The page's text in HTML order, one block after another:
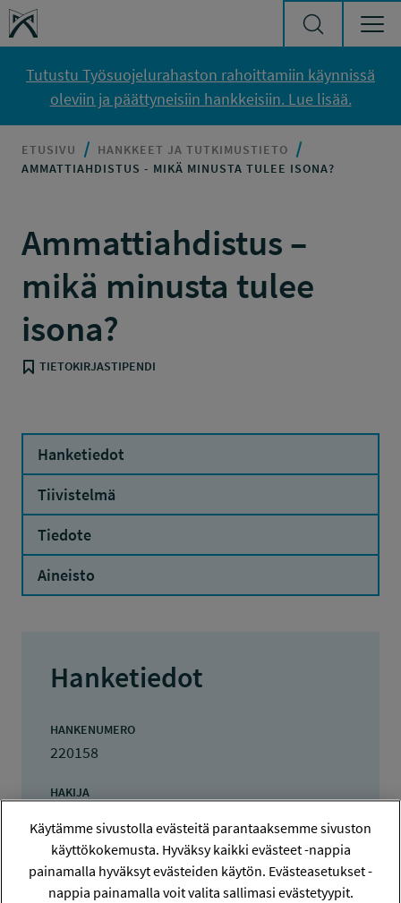
Siirry sisältöön
Työsuojelurahasto
Tutustu Työsuojelurahaston rahoittamiin käynnissä
oleviin ja päättyneisiin hankkeisiin. Lue lisää.
ETUSIVU
HANKKEET JA TUTKIMUSTIETO
AMMATTIAHDISTUS - MIKÄ MINUSTA TULEE ISONA?
Ammattiahdistus –
mikä minusta tulee
isona?
TIETOKIRJASTIPENDI
Hanketiedot
Tiivistelmä
Tiedote
Aineisto
Hanketiedot
HANKENUMERO
220158
HAKIJA
TOTEUTTAJA
Suvi Tuomikoski
Käytämme sivustolla evästeitä parantaaksemme sivuston
käyttökokemusta. Hyväksy kaikki evästeet -nappia
painamalla hyväksyt evästeiden käytön. Evästeasetukset -
nappia painamalla voit valita sallimasi evästetyypit.